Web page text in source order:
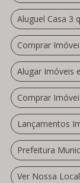
Aluguel Casa 3
Comprar
Alugar Imóveis
Comprar
Lançamentos
Prefeitura
Ver Nossa